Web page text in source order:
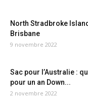
North Stradbroke
Brisbane
9 novembre 2022
Sac pour l’Australie :
pour un an Down...
2 novembre 2022